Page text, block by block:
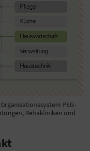
PEG-
Rehakliniken und